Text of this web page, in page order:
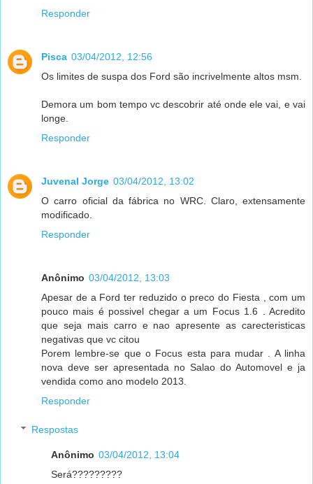
Responder
Pisca 03/04/2012, 12:56
Os limites de suspa dos Ford são incrivelmente altos msm.
Demora um bom tempo vc descobrir até onde ele vai, e vai
longe.
Responder
Juvenal Jorge 03/04/2012, 13:02
O carro oficial da fábrica no WRC. Claro, extensamente
modificado.
Responder
Anônimo 03/04/2012, 13:03
Apesar de a Ford ter reduzido o preco do Fiesta , com um
pouco mais é possivel chegar a um Focus 1.6 . Acredito
que seja mais carro e nao apresente as carecteristicas
negativas que vc citou
Porem lembre-se que o Focus esta para mudar . A linha
nova deve ser apresentada no Salao do Automovel e ja
vendida como ano modelo 2013.
Responder
Respostas
Anônimo 03/04/2012, 13:04
Será?????????